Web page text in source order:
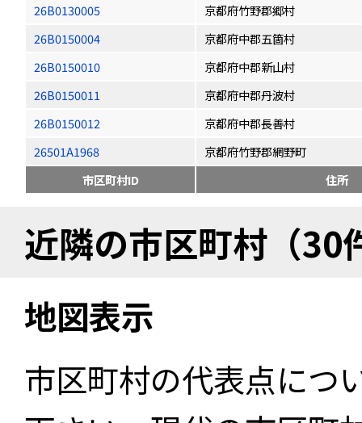
26B0130005
京都府竹野郡郷村
26B0150004
京都府中郡五箇村
26B0150010
京都府中郡新山村
26B0150011
京都府中郡丹波村
26B0150012
京都府中郡長善村
26501A1968
京都府竹野郡網野町
市区町村ID
住所
近隣の市区町村（30
地図表示
市区町村の代表点につ